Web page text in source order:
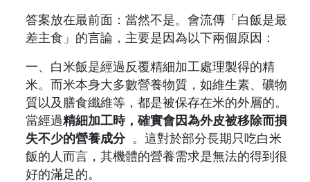
答案放在最前面：當然不是。會流傳「白飯是最
差主食」的言論，主要是因為以下兩個原因：
一、白米飯是經過反覆精細加工處理製得的精
米。而米本身大多數營養物質，如維生素、礦物
質以及膳食纖維等，都是被保存在米的外層的。
當經過精細加工時，確實會因為外皮被移除而損
失不少的營養成分。這對於部分長期只吃白米
飯的人而言，其機體的營養需求是無法的得到很
好的滿足的。